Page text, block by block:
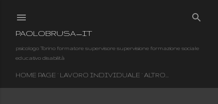
PAOLOBRUSA_IT
psicologo Torino formatore supervisore supervisione formazione sociale
educativo disabilità
HOME PAGE LAVORO INDIVIDUALE ALTRO…